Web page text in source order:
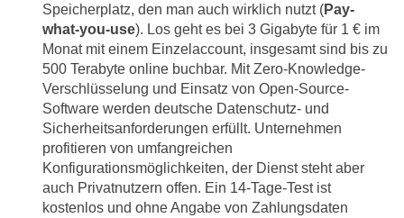
Speicherplatz, den man auch wirklich nutzt (Pay-
what-you-use). Los geht es bei 3 Gigabyte für 1 € im
Monat mit einem Einzelaccount, insgesamt sind bis zu
500 Terabyte online buchbar. Mit Zero-Knowledge-
Verschlüsselung und Einsatz von Open-Source-
Software werden deutsche Datenschutz- und
Sicherheitsanforderungen erfüllt. Unternehmen
profitieren von umfangreichen
Konfigurationsmöglichkeiten, der Dienst steht aber
auch Privatnutzern offen. Ein 14-Tage-Test ist
kostenlos und ohne Angabe von Zahlungsdaten